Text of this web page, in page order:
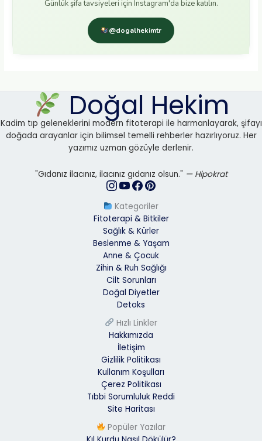
Günlük şifa tavsiyeleri için Instagram'da bize katılın.
@dogalhekimtr
Doğal Hekim
Kadim tıp geleneklerini modern fitoterapi ile harmanlayarak, şifayı
doğada arayanlar için bilimsel temelli rehberler hazırlıyoruz. Her
yazımız uzman gözüyle derlenir.
"Gıdanız ilacınız, ilacınız gıdanız olsun." — Hipokrat
Kategoriler
Fitoterapi & Bitkiler
Sağlık & Kürler
Beslenme & Yaşam
Anne & Çocuk
Zihin & Ruh Sağlığı
Cilt Sorunları
Doğal Diyetler
Detoks
Hızlı Linkler
Hakkımızda
İletişim
Gizlilik Politikası
Kullanım Koşulları
Çerez Politikası
Tıbbi Sorumluluk Reddi
Site Haritası
Popüler Yazılar